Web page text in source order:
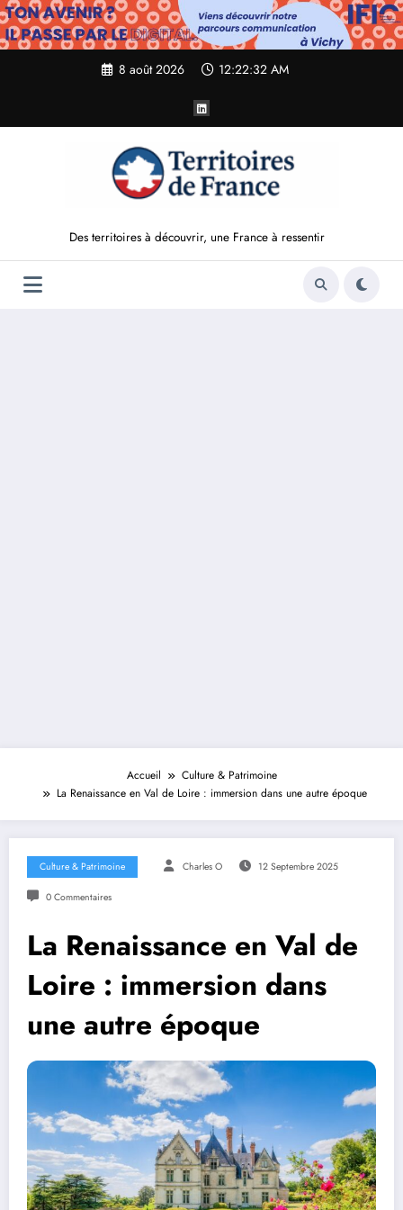
Aller
au
contenu
8 août 2026 12:22:33 AM
Des territoires à découvrir, une France à ressentir
Accueil
Culture & Patrimoine
La Renaissance en Val de Loire : immersion dans une autre époque
Culture & Patrimoine Charles O 12 Septembre 2025
0 Commentaires
La Renaissance en Val de
Loire : immersion dans
une autre époque